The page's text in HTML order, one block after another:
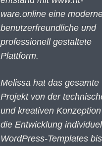
ware.online eine
benutzerfreundliche und
professionell gestaltete
Plattform.
Melissa hat das gesamte
Projekt von der
und kreativen
die Entwicklung
WordPress-Templates